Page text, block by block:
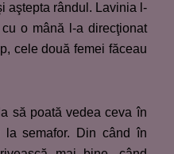
aştepta rândul. Lavinia l-
o mână l-a direcţionat
cele două femei făceau
să poată vedea ceva în
la semafor. Din când în